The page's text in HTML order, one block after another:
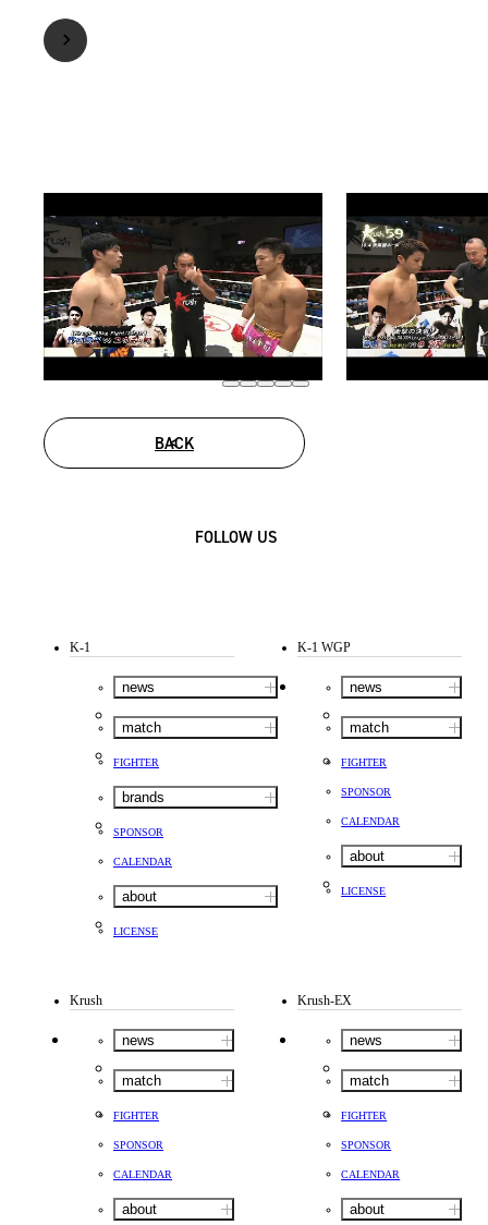
BACK
FOLLOW US
K-1
news
match
FIGHTER
brands
SPONSOR
CALENDAR
about
LICENSE
K-1 WGP
news
match
FIGHTER
SPONSOR
CALENDAR
about
LICENSE
Krush
news
match
FIGHTER
SPONSOR
CALENDAR
about
Krush-EX
news
match
FIGHTER
SPONSOR
CALENDAR
about